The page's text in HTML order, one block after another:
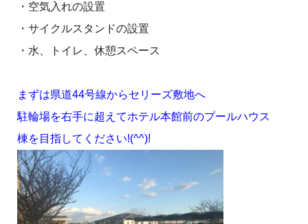
・空気入れの設置
・サイクルスタンドの設置
・水、トイレ、休憩スペース
まずは県道44号線からセリーズ敷地へ
駐輪場を右手に超えてホテル本館前のプールハウス
棟を目指してください!(^^)!